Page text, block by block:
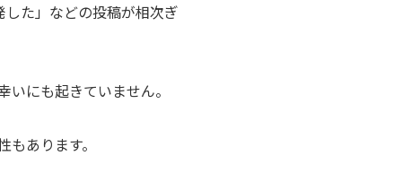
た」などの投稿が相次ぎ
にも起きていません。
あります。